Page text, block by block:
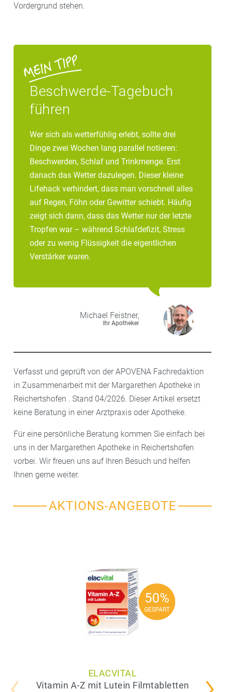
Vordergrund stehen.
Beschwerde-Tagebuch
führen
Wer sich als wetterfühlig erlebt, sollte drei
Dinge zwei Wochen lang parallel notieren:
Beschwerden, Schlaf und Trinkmenge. Erst
danach das Wetter dazulegen. Dieser kleine
Lifehack verhindert, dass man vorschnell alles
auf Regen, Föhn oder Gewitter schiebt. Häufig
zeigt sich dann, dass das Wetter nur der letzte
Tropfen war – während Schlafdefizit, Stress
oder zu wenig Flüssigkeit die eigentlichen
Verstärker waren.
Michael Feistner,
Ihr Apotheker
Verfasst und geprüft von der APOVENA Fachredaktion
in Zusammenarbeit mit der Margarethen Apotheke in
Reichertshofen . Stand 04/2026. Dieser Artikel ersetzt
keine Beratung in einer Arztpraxis oder Apotheke.
Für eine persönliche Beratung kommen Sie einfach bei
uns in der Margarethen Apotheke in Reichertshofen
vorbei. Wir freuen uns auf Ihren Besuch und helfen
Ihnen gerne weiter.
AKTIONS-ANGEBOTE
50%
GESPART
50%
GESPART
ELACVITAL
Vitamin A-Z mit Lutein Filmtabletten